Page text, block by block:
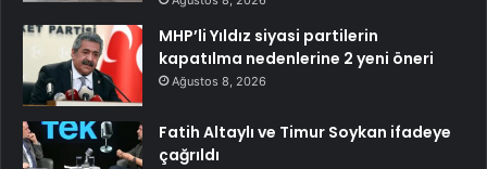
MHP’li Yıldız siyasi partilerin
kapatılma nedenlerine 2 yeni öneri
Ağustos 8, 2026
Fatih Altaylı ve Timur Soykan ifadeye
çağrıldı